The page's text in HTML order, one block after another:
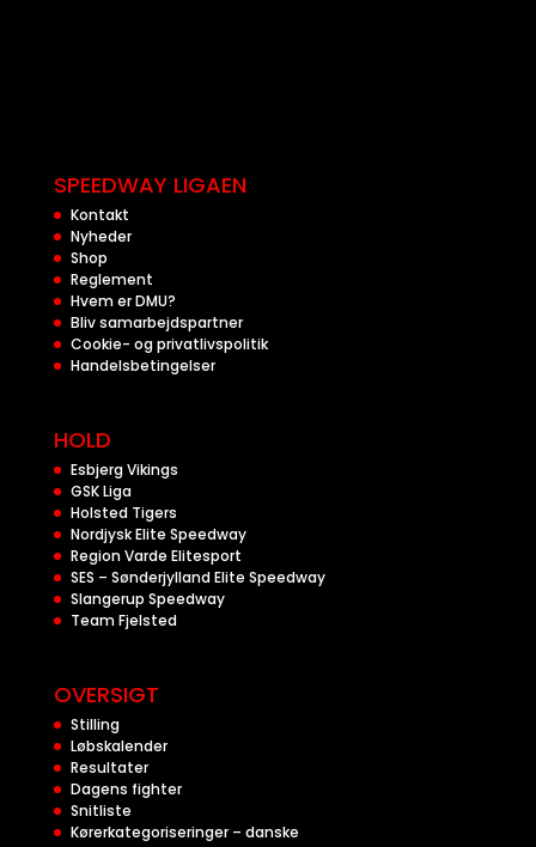
SPEEDWAY LIGAEN
Kontakt
Nyheder
Shop
Reglement
Hvem er DMU?
Bliv samarbejdspartner
Cookie- og privatlivspolitik
Handelsbetingelser
HOLD
Esbjerg Vikings
GSK Liga
Holsted Tigers
Nordjysk Elite Speedway
Region Varde Elitesport
SES – Sønderjylland Elite Speedway
Slangerup Speedway
Team Fjelsted
OVERSIGT
Stilling
Løbskalender
Resultater
Dagens fighter
Snitliste
Kørerkategoriseringer – danske